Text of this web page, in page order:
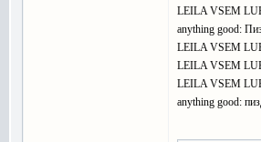
LEILA VSEM
anything good:
LEILA VSEM
LEILA VSEM
LEILA VSEM
anything good: